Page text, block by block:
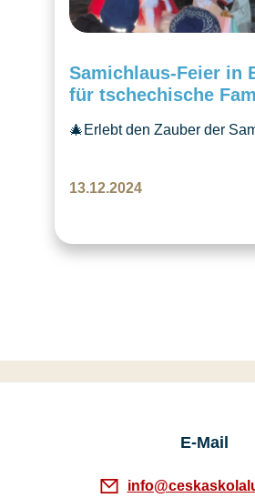
Samichlaus-Feier in
für tschechische
🎄Erlebt den Zauber der
Kinder und Erwachsene in
vorweihnachtlicher
13.12.2024
E-Mail